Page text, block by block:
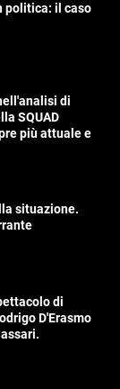
politica: il caso
di
SQUAD
più attuale e
situazione.
di
D'Erasmo